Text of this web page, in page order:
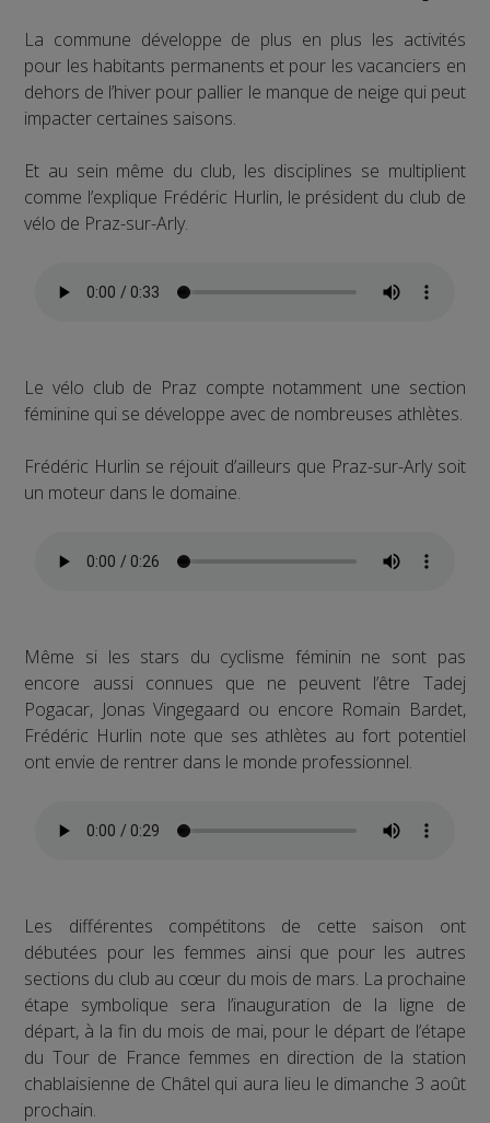
La commune développe de plus en plus les activités
pour les habitants permanents et pour les vacanciers en
dehors de l’hiver pour pallier le manque de neige qui peut
impacter certaines saisons.
Et au sein même du club, les disciplines se multiplient
comme l’explique Frédéric Hurlin, le président du club de
vélo de Praz-sur-Arly.
Le vélo club de Praz compte notamment une section
féminine qui se développe avec de nombreuses athlètes.
Frédéric Hurlin se réjouit d’ailleurs que Praz-sur-Arly soit
un moteur dans le domaine.
Même si les stars du cyclisme féminin ne sont pas
encore aussi connues que ne peuvent l’être Tadej
Pogacar, Jonas Vingegaard ou encore Romain Bardet,
Frédéric Hurlin note que ses athlètes au fort potentiel
ont envie de rentrer dans le monde professionnel.
Les différentes compétitons de cette saison ont
débutées pour les femmes ainsi que pour les autres
sections du club au cœur du mois de mars. La prochaine
étape symbolique sera l’inauguration de la ligne de
départ, à la fin du mois de mai, pour le départ de l’étape
du Tour de France femmes en direction de la station
chablaisienne de Châtel qui aura lieu le dimanche 3 août
prochain.